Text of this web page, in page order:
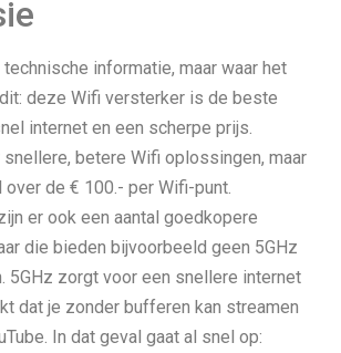
informatie, maar waar het
deze Wifi versterker is de beste
internet en een scherpe prijs.
snellere, betere Wifi oplossingen, maar
over de € 100.- per Wifi-punt.
er ook een aantal goedkopere
die bieden bijvoorbeeld geen 5GHz
5GHz zorgt voor een snellere internet
dat je zonder bufferen kan streamen
In dat geval gaat al snel op: